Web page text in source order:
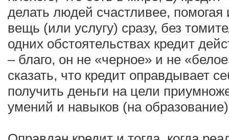
делать людей счастливее,
вещь (или услугу) сразу, без
одних обстоятельствах кредит
– благо, он не «черное» и не
сказать, что кредит оправдывает
получить деньги на цели
умений и навыков (на